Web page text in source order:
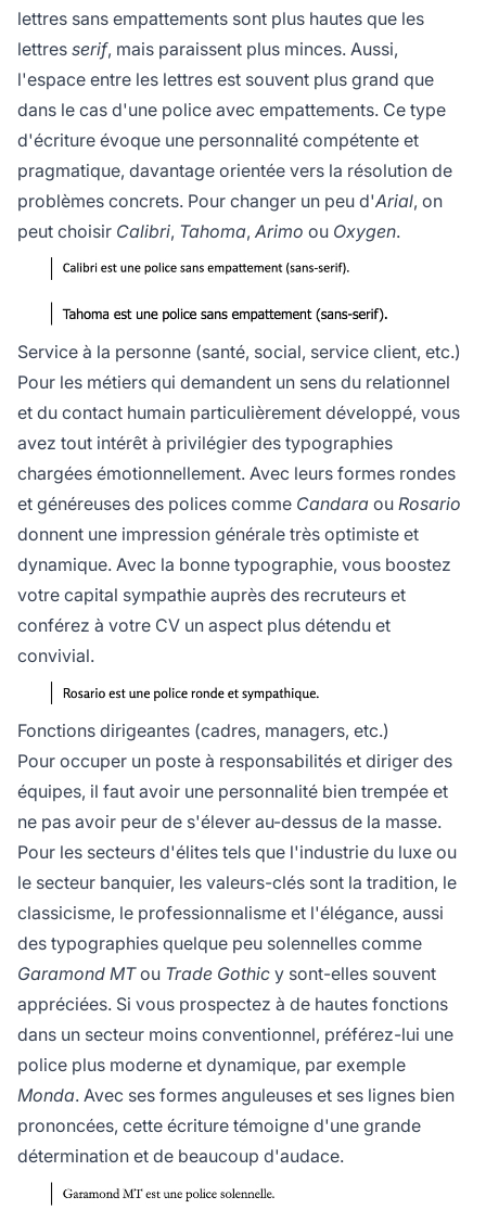
lettres sans empattements sont plus hautes que les
lettres serif, mais paraissent plus minces. Aussi,
l'espace entre les lettres est souvent plus grand que
dans le cas d'une police avec empattements. Ce type
d'écriture évoque une personnalité compétente et
pragmatique, davantage orientée vers la résolution de
problèmes concrets. Pour changer un peu d'Arial, on
peut choisir Calibri, Tahoma, Arimo ou Oxygen.
Service à la personne (santé, social, service client, etc.)
Pour les métiers qui demandent un sens du relationnel
et du contact humain particulièrement développé, vous
avez tout intérêt à privilégier des typographies
chargées émotionnellement. Avec leurs formes rondes
et généreuses des polices comme Candara ou Rosario
donnent une impression générale très optimiste et
dynamique. Avec la bonne typographie, vous boostez
votre capital sympathie auprès des recruteurs et
conférez à votre CV un aspect plus détendu et
convivial.
Fonctions dirigeantes (cadres, managers, etc.)
Pour occuper un poste à responsabilités et diriger des
équipes, il faut avoir une personnalité bien trempée et
ne pas avoir peur de s'élever au-dessus de la masse.
Pour les secteurs d'élites tels que l'industrie du luxe ou
le secteur banquier, les valeurs-clés sont la tradition, le
classicisme, le professionnalisme et l'élégance, aussi
des typographies quelque peu solennelles comme
Garamond MTou Trade Gothic y sont-elles souvent
appréciées. Si vous prospectez à de hautes fonctions
dans un secteur moins conventionnel, préférez-lui une
police plus moderne et dynamique, par exemple
Monda. Avec ses formes anguleuses et ses lignes bien
prononcées, cette écriture témoigne d'une grande
détermination et de beaucoup d'audace.